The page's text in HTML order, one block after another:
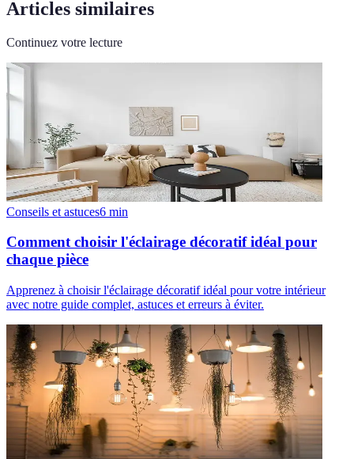
Articles similaires
Continuez votre lecture
Conseils et astuces6 min
Comment choisir l'éclairage décoratif idéal pour
chaque pièce
Apprenez à choisir l'éclairage décoratif idéal pour votre intérieur
avec notre guide complet, astuces et erreurs à éviter.